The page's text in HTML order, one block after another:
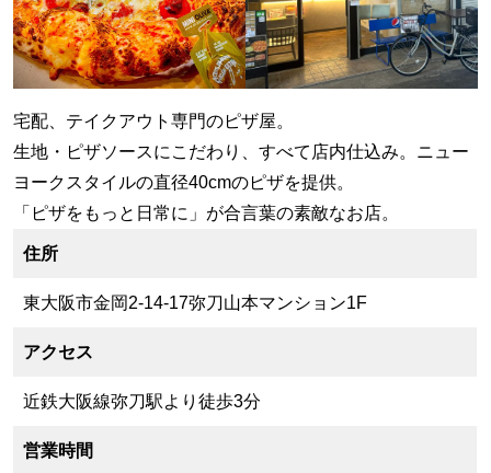
宅配、テイクアウト専門のピザ屋。
生地・ピザソースにこだわり、すべて店内仕込み。ニュー
ヨークスタイルの直径40cmのピザを提供。
「ピザをもっと日常に」が合言葉の素敵なお店。
住所
東大阪市金岡2-14-17弥刀山本マンション1F
アクセス
近鉄大阪線弥刀駅より徒歩3分
営業時間